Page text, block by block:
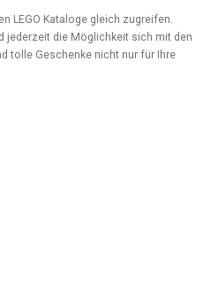
LEGO Kataloge gleich zugreifen.
jederzeit die Möglichkeit sich mit den
tolle Geschenke nicht nur für Ihre